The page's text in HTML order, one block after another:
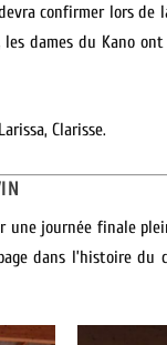
confirmer lors de
dames du Kano
Clarisse.
une journée finale
dans l’histoire